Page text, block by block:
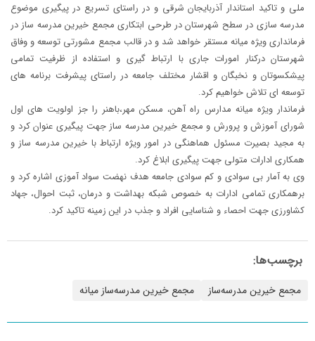
ملی و تاکید استاندار آذربایجان شرقی و در راستای تسریع در پیگیری موضوع
مدرسه سازی در سطح شهرستان در طرحی ابتکاری مجمع خیرین مدرسه ساز در
فرمانداری ویژه میانه مستقر خواهد شد و در قالب مجمع مشورتی توسعه و وفاق
شهرستان درکنار امورات جاری با ارتباط گیری و استفاده از ظرفیت تمامی
پیشکسوتان و نخبگان و اقشار مختلف جامعه در راستای پیشرفت برنامه های
توسعه ای تلاش خواهیم کرد.
فرماندار ویژه میانه مدارس راه آهن، مسکن مهر،باهنر را جز اولویت های اول
شورای آموزش و پرورش و مجمع خیرین مدرسه ساز جهت پیگیری عنوان کرد و
به مجید بصیرت مسئول هماهنگی در امور ویژه ارتباط با خیرین مدرسه ساز و
همکاری ادارات متولی جهت پیگیری ابلاغ کرد.
وی به آمار بی سوادی و کم سوادی جامعه هدف نهضت سواد آموزی اشاره کرد و
برهمکاری تمامی ادارات به خصوص شبکه بهداشت و درمان، ثبت احوال، جهاد
کشاورزی جهت احصاء و شناسایی افراد و جذب در این زمینه تاکید کرد.
برچسب‌ها:
مجمع خیرین مدرسه‌ساز مجمع خیرین مدرسه‌ساز میانه